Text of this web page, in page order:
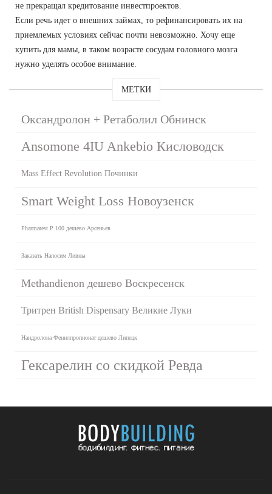
не прекращал кредитование инвестпроектов.
Если речь идет о внешних займах, то рефинансировать их на
приемлемых условиях сейчас почти невозможно. Хочу еще
купить для мамы, в таком возрасте сосудам головного мозга
нужно уделять особое внимание.
МЕТКИ
Оксандролон + Ретаболил Обнинск
Ansomone 4IU Ankebio Кисловодск
Mass Effect Revolution Починки
Smart Weight Loss Новоузенск
Pharmatest P 100 дешево Арсеньев
Заказать Напосим Ливны
Methandienon дешево Воскресенск
Тритрен British Dispensary Великие Луки
Нандролона Фенилпропионат дешево Липецк
Гексарелин со скидкой Ревда